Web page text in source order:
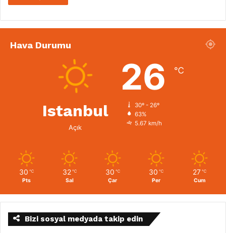
Hava Durumu
Istanbul
Açık
26 ℃
30º - 26º
63%
5.67 km/h
30 ℃
Pts
32 ℃
Sal
30 ℃
Çar
30 ℃
Per
27 ℃
Cum
Bizi sosyal medyada takip edin